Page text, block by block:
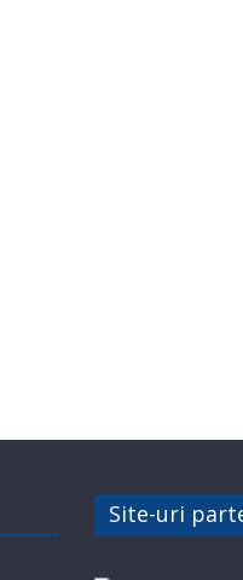
Site-uri